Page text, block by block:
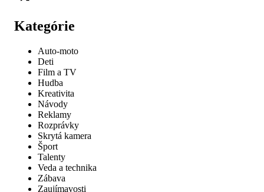
Kategórie
Auto-moto
Deti
Film a TV
Hudba
Kreativita
Návody
Reklamy
Rozprávky
Skrytá kamera
Šport
Talenty
Veda a technika
Zábava
Zaujímavosti